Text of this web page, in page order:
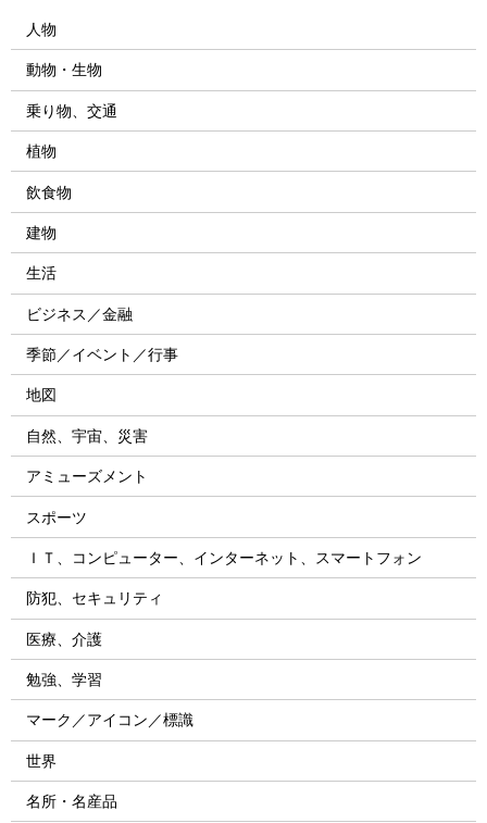
人物
動物・生物
乗り物、交通
植物
飲食物
建物
生活
ビジネス／金融
季節／イベント／行事
地図
自然、宇宙、災害
アミューズメント
スポーツ
ＩＴ、コンピューター、インターネット、スマートフォン
防犯、セキュリティ
医療、介護
勉強、学習
マーク／アイコン／標識
世界
名所・名産品